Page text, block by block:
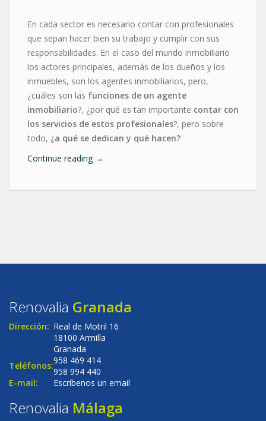
En cada sector es necesario contar con profesionales
que sepan hacer bien su trabajo y cumplir con sus
responsabilidades. En el caso del mundo inmobiliario
los actores principales, además de los dueños y los
inmuebles, son los agentes inmobiliarios, pero,
¿cuáles son las funciones de un agente
inmobiliario?, ¿por qué es tan importante contar con
los servicios de estos profesionales?, pero sobre
todo, ¿a qué se dedican y qué hacen?
Continue reading →
Renovalia Granada
Dirección: Real de Motril 16
18100 Armilla
Granada
Teléfonos:958 469 414
958 994 440
E-mail:
Escríbenos un email
Renovalia Málaga